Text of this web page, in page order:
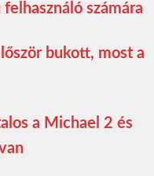
számára
bukott, most a
a Michael 2 és